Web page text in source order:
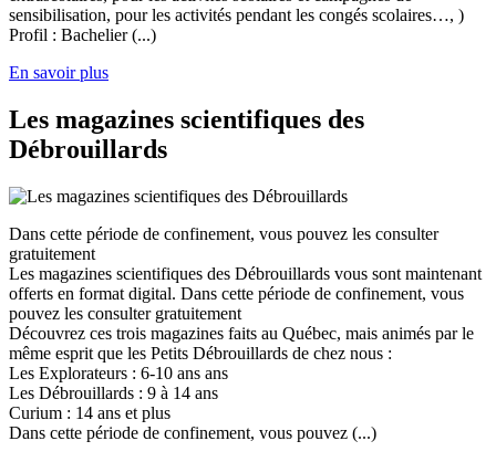
sensibilisation, pour les activités pendant les congés scolaires…, )
Profil : Bachelier (...)
En savoir plus
Les magazines scientifiques des
Débrouillards
Dans cette période de confinement, vous pouvez les consulter
gratuitement
Les magazines scientifiques des Débrouillards vous sont maintenant
offerts en format digital. Dans cette période de confinement, vous
pouvez les consulter gratuitement
Découvrez ces trois magazines faits au Québec, mais animés par le
même esprit que les Petits Débrouillards de chez nous :
Les Explorateurs : 6-10 ans ans
Les Débrouillards : 9 à 14 ans
Curium : 14 ans et plus
Dans cette période de confinement, vous pouvez (...)